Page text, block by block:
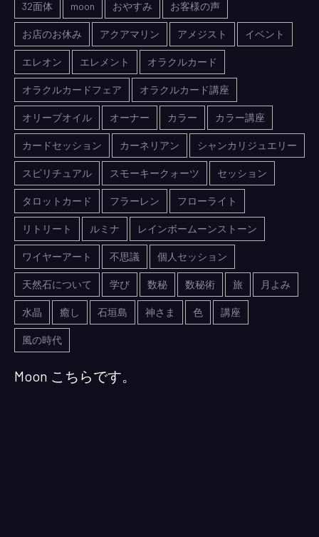
32面体 moon おやすみ お客様の声
お店のお休み アクアマリン アメジスト イベント
エレオン エレメント オラクルカード
オラクルカードフェア オラクルカード講座
オリーブオイル オーナー カラー カラー講座
カードセッション カーネリアン シャンカリジュエリー
スピリチュアル スモーキークォーツ セッション
タロットカード フラーレン フローライト
リトリート ルミナ レインボームーンストーン
ワイヤーアート 不思議 個人セッション
天然石について 学び 数秘 数秘術 旅 月よみ
水晶 癒し 石垣島 神さま 色 講座
風の時代
Moon こちらです。